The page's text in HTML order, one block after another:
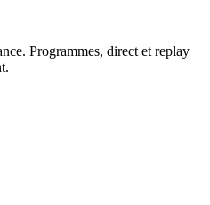
Programmes, direct et replay